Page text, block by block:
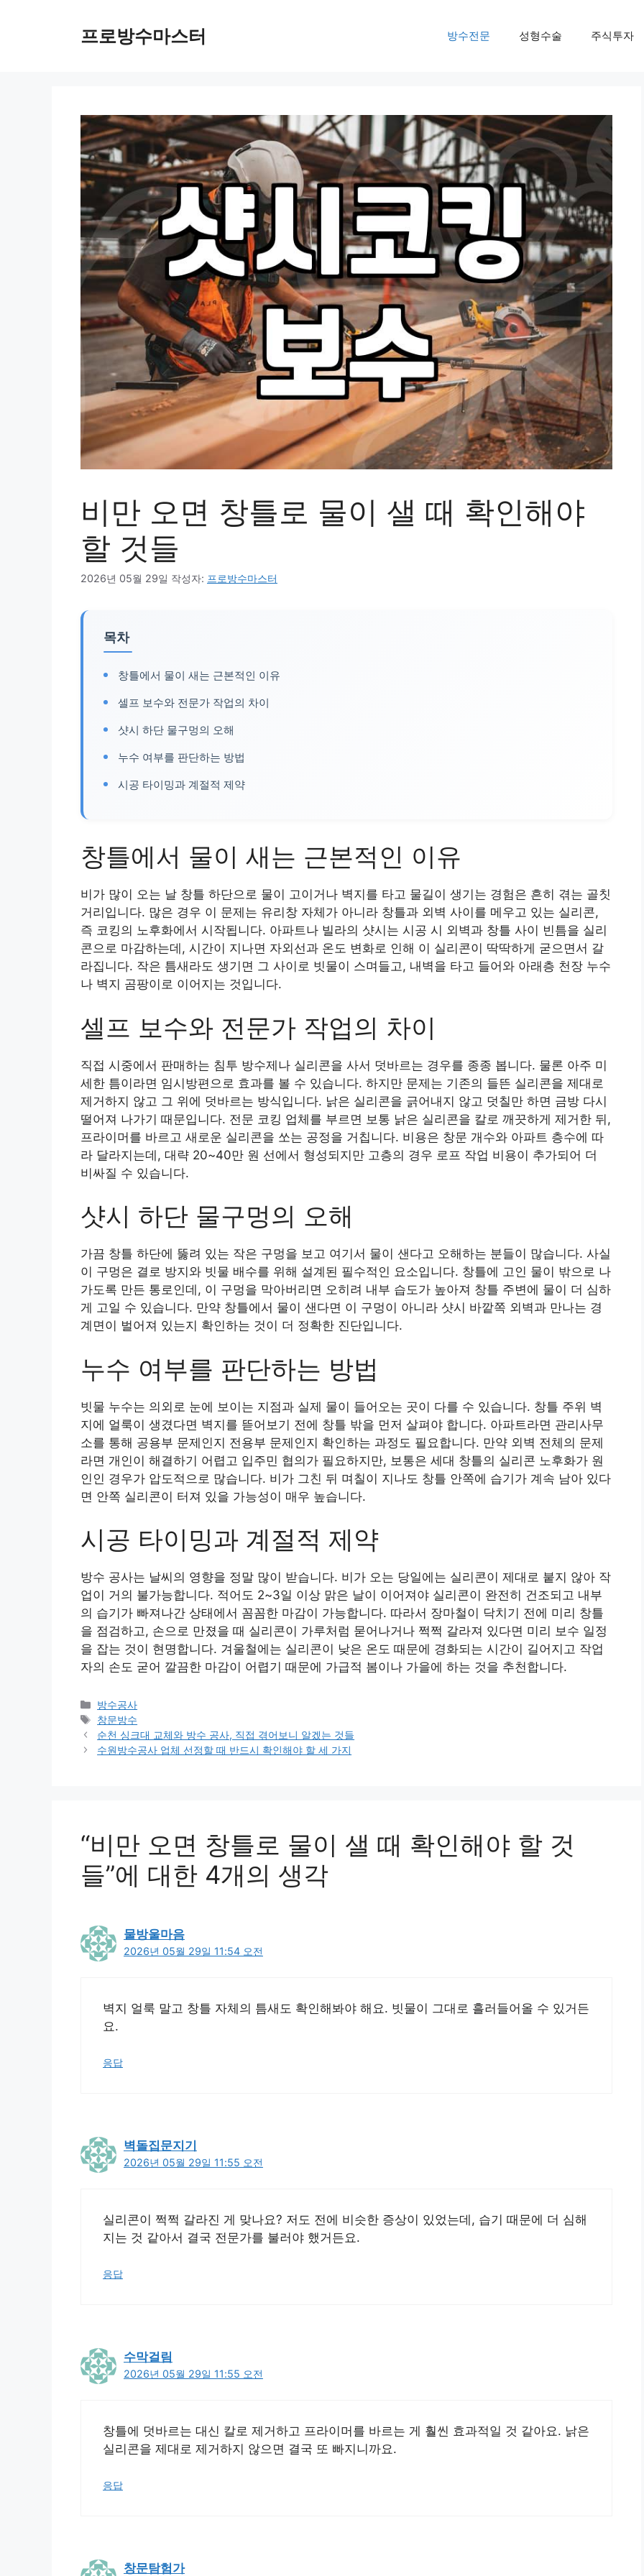
프로방수마스터 방수전문 성형수술 주식투자
비만 오면 창틀로 물이 샐 때 확인해야
할 것들
2026년 05월 29일 작성자: 프로방수마스터
목차
창틀에서 물이 새는 근본적인 이유
셀프 보수와 전문가 작업의 차이
샷시 하단 물구멍의 오해
누수 여부를 판단하는 방법
시공 타이밍과 계절적 제약
창틀에서 물이 새는 근본적인 이유
비가 많이 오는 날 창틀 하단으로 물이 고이거나 벽지를 타고 물길이 생기는 경험은 흔히 겪는 골칫
거리입니다. 많은 경우 이 문제는 유리창 자체가 아니라 창틀과 외벽 사이를 메우고 있는 실리콘,
즉 코킹의 노후화에서 시작됩니다. 아파트나 빌라의 샷시는 시공 시 외벽과 창틀 사이 빈틈을 실리
콘으로 마감하는데, 시간이 지나면 자외선과 온도 변화로 인해 이 실리콘이 딱딱하게 굳으면서 갈
라집니다. 작은 틈새라도 생기면 그 사이로 빗물이 스며들고, 내벽을 타고 들어와 아래층 천장 누수
나 벽지 곰팡이로 이어지는 것입니다.
셀프 보수와 전문가 작업의 차이
직접 시중에서 판매하는 침투 방수제나 실리콘을 사서 덧바르는 경우를 종종 봅니다. 물론 아주 미
세한 틈이라면 임시방편으로 효과를 볼 수 있습니다. 하지만 문제는 기존의 들뜬 실리콘을 제대로
제거하지 않고 그 위에 덧바르는 방식입니다. 낡은 실리콘을 긁어내지 않고 덧칠만 하면 금방 다시
떨어져 나가기 때문입니다. 전문 코킹 업체를 부르면 보통 낡은 실리콘을 칼로 깨끗하게 제거한 뒤,
프라이머를 바르고 새로운 실리콘을 쏘는 공정을 거칩니다. 비용은 창문 개수와 아파트 층수에 따
라 달라지는데, 대략 20~40만 원 선에서 형성되지만 고층의 경우 로프 작업 비용이 추가되어 더
비싸질 수 있습니다.
샷시 하단 물구멍의 오해
가끔 창틀 하단에 뚫려 있는 작은 구멍을 보고 여기서 물이 샌다고 오해하는 분들이 많습니다. 사실
이 구멍은 결로 방지와 빗물 배수를 위해 설계된 필수적인 요소입니다. 창틀에 고인 물이 밖으로 나
가도록 만든 통로인데, 이 구멍을 막아버리면 오히려 내부 습도가 높아져 창틀 주변에 물이 더 심하
게 고일 수 있습니다. 만약 창틀에서 물이 샌다면 이 구멍이 아니라 샷시 바깥쪽 외벽과 만나는 경
계면이 벌어져 있는지 확인하는 것이 더 정확한 진단입니다.
누수 여부를 판단하는 방법
빗물 누수는 의외로 눈에 보이는 지점과 실제 물이 들어오는 곳이 다를 수 있습니다. 창틀 주위 벽
지에 얼룩이 생겼다면 벽지를 뜯어보기 전에 창틀 밖을 먼저 살펴야 합니다. 아파트라면 관리사무
소를 통해 공용부 문제인지 전용부 문제인지 확인하는 과정도 필요합니다. 만약 외벽 전체의 문제
라면 개인이 해결하기 어렵고 입주민 협의가 필요하지만, 보통은 세대 창틀의 실리콘 노후화가 원
인인 경우가 압도적으로 많습니다. 비가 그친 뒤 며칠이 지나도 창틀 안쪽에 습기가 계속 남아 있다
면 안쪽 실리콘이 터져 있을 가능성이 매우 높습니다.
시공 타이밍과 계절적 제약
방수 공사는 날씨의 영향을 정말 많이 받습니다. 비가 오는 당일에는 실리콘이 제대로 붙지 않아 작
업이 거의 불가능합니다. 적어도 2~3일 이상 맑은 날이 이어져야 실리콘이 완전히 건조되고 내부
의 습기가 빠져나간 상태에서 꼼꼼한 마감이 가능합니다. 따라서 장마철이 닥치기 전에 미리 창틀
을 점검하고, 손으로 만졌을 때 실리콘이 가루처럼 묻어나거나 쩍쩍 갈라져 있다면 미리 보수 일정
을 잡는 것이 현명합니다. 겨울철에는 실리콘이 낮은 온도 때문에 경화되는 시간이 길어지고 작업
자의 손도 굳어 깔끔한 마감이 어렵기 때문에 가급적 봄이나 가을에 하는 것을 추천합니다.
카
테
고
리
방수공사
태
그
창문방수
순천 싱크대 교체와 방수 공사, 직접 겪어보니 알겠는 것들
수원방수공사 업체 선정할 때 반드시 확인해야 할 세 가지
“비만 오면 창틀로 물이 샐 때 확인해야 할 것
들”에 대한 4개의 생각
물방울마음
2026년 05월 29일 11:54 오전
벽지 얼룩 말고 창틀 자체의 틈새도 확인해봐야 해요. 빗물이 그대로 흘러들어올 수 있거든
요.
응답
벽돌집문지기
2026년 05월 29일 11:55 오전
실리콘이 쩍쩍 갈라진 게 맞나요? 저도 전에 비슷한 증상이 있었는데, 습기 때문에 더 심해
지는 것 같아서 결국 전문가를 불러야 했거든요.
응답
수막걸림
2026년 05월 29일 11:55 오전
창틀에 덧바르는 대신 칼로 제거하고 프라이머를 바르는 게 훨씬 효과적일 것 같아요. 낡은
실리콘을 제대로 제거하지 않으면 결국 또 빠지니까요.
응답
창문탐험가